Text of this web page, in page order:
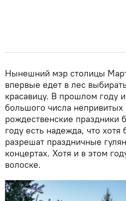
Нынешний мэр столицы
впервые едет в лес
красавицу. В прошлом году
большого числа
рождественские праздники
году есть надежда, что
разрешат праздничные
концертах. Хотя и в этом
волоске.